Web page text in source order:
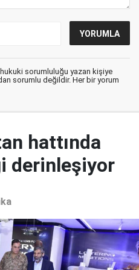
hukuki sorumluluğu yazan kişiye
sorumlu değildir. Her bir yorum
hattında
derinleşiyor